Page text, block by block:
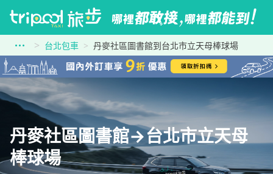
台北包車 丹麥社區圖書館到台北市立天母棒球場
丹麥社區圖書館→台北市立天母
棒球場